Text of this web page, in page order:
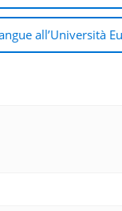
all’Università